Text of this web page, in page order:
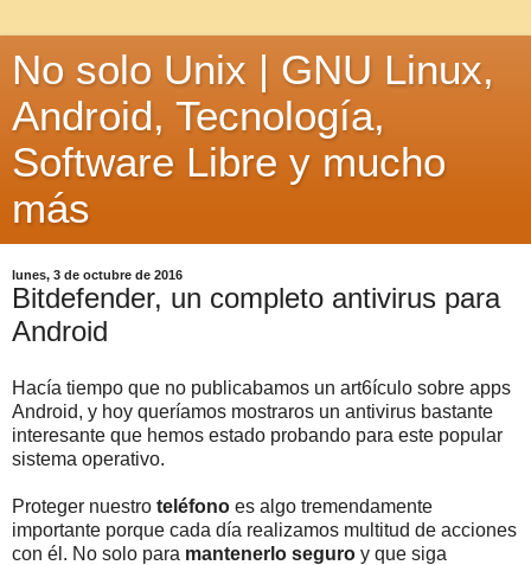
No solo Unix | GNU Linux,
Android, Tecnología,
Software Libre y mucho
más
lunes, 3 de octubre de 2016
Bitdefender, un completo antivirus para
Android
Hacía tiempo que no publicabamos un art6ículo sobre apps
Android, y hoy queríamos mostraros un antivirus bastante
interesante que hemos estado probando para este popular
sistema operativo.
Proteger nuestro teléfono es algo tremendamente
importante porque cada día realizamos multitud de acciones
con él. No solo para mantenerlo seguro y que siga